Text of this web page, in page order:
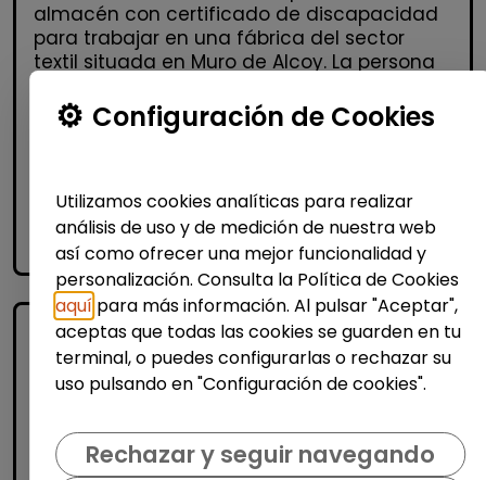
almacén con certificado de discapacidad
para trabajar en una fábrica del sector
textil situada en Muro de Alcoy. La persona
% de respuesta: 100,00%
Me interesa
accessibility_newPersonas con discapacidad
Configuración de Cookies
Utilizamos cookies analíticas para realizar
análisis de uso y de medición de nuestra web
así como ofrecer una mejor funcionalidad y
personalización. Consulta la Política de Cookies
aquí para más información. Al pulsar "Aceptar",
aceptas que todas las cookies se guarden en tu
terminal, o puedes configurarlas o rechazar su
uso pulsando en "Configuración de cookies".
Rechazar y seguir navegando